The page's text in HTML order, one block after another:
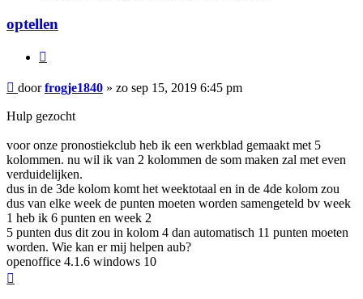
optellen
Bericht
doorfrogje1840 » zo sep 15, 2019 6:45 pm
Hulp gezocht
voor onze pronostiekclub heb ik een werkblad gemaakt met 5
kolommen. nu wil ik van 2 kolommen de som maken zal met even
verduidelijken.
dus in de 3de kolom komt het weektotaal en in de 4de kolom zou
dus van elke week de punten moeten worden samengeteld bv week
1 heb ik 6 punten en week 2
5 punten dus dit zou in kolom 4 dan automatisch 11 punten moeten
worden. Wie kan er mij helpen aub?
openoffice 4.1.6 windows 10